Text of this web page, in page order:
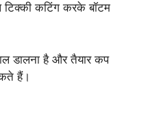
टिक्की कटिंग करके बॉटम
डालना है और तैयार कप
हैं।